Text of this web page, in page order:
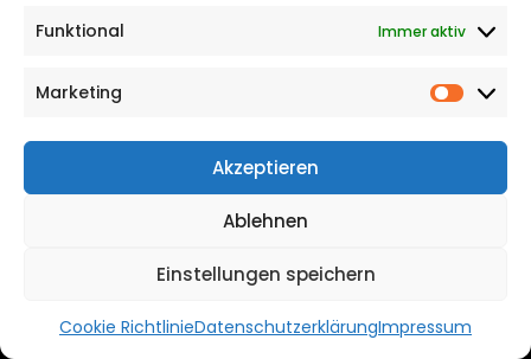
Funktional
Immer aktiv
Marketing
Akzeptieren
Ablehnen
Einstellungen speichern
Cookie RichtlinieDatenschutzerklärungImpressum
PARTNERLINKS
Homepage Manufactur Braunschweig
Bauland Wolfsburg